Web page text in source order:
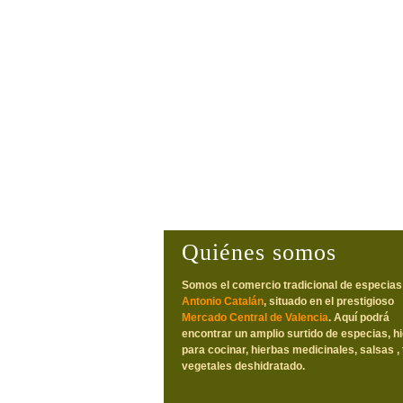
Quiénes somos
Somos el comercio tradicional de especias
Antonio Catalán, situado en el prestigioso
Mercado Central de Valencia. Aquí podrá
encontrar un amplio surtido de especias,
para cocinar, hierbas medicinales, salsas ,
vegetales deshidratado.